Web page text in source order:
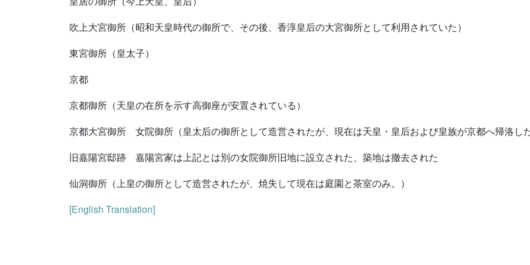
吹上大宮御所（昭和天皇時代の御所で、その後、香淳皇后の大宮御所として利用されていた）
東宮御所（皇太子）
京都
京都御所（天皇の在所を示す高御座が安置されている）
京都大宮御所 女院御所（皇太后の御所として造営されたが、現在は天皇・皇后および皇族が京都へ帰洛し
旧嘉陽宮邸跡 嘉陽宮家は上記とは別の女院御所旧地に設立された、築地は撤去された
仙洞御所（上皇の御所として造営されたが、焼失して現在は庭園と茶室のみ。）
[English Translation]